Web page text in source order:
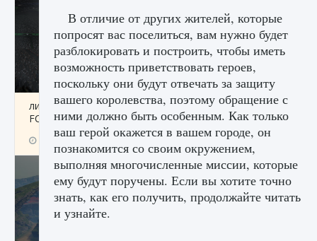
лицензии, лиги, команды и стадионы в EA
FC 25
9 августа 2024 2 395 0 2
В отличие от других жителей, которые
попросят вас поселиться, вам нужно будет
разблокировать и построить, чтобы иметь
возможность приветствовать героев,
поскольку они будут отвечать за защиту
вашего королевства, поэтому обращение с
ними должно быть особенным. Как только
ваш герой окажется в вашем городе, он
познакомится со своим окружением,
выполняя многочисленные миссии, которые
ему будут поручены. Если вы хотите точно
знать, как его получить, продолжайте читать
и узнайте.